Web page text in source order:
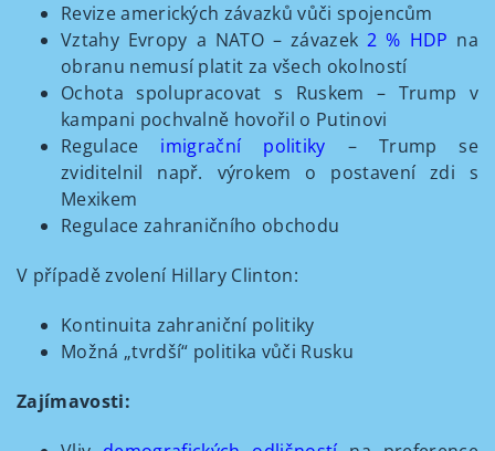
Revize amerických závazků vůči spojencům
Vztahy Evropy a NATO – závazek2 % HDP na
obranu nemusí platit za všech okolností
Ochota spolupracovat s Ruskem – Trump v
kampani pochvalně hovořil o Putinovi
Regulace imigrační politiky – Trump se
zviditelnil např. výrokem o postavení zdi s
Mexikem
Regulace zahraničního obchodu
V případě zvolení Hillary Clinton:
Kontinuita zahraniční politiky
Možná „tvrdší“ politika vůči Rusku
Zajímavosti: